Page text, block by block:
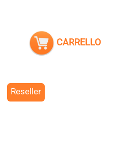
CARRELLO
Reseller